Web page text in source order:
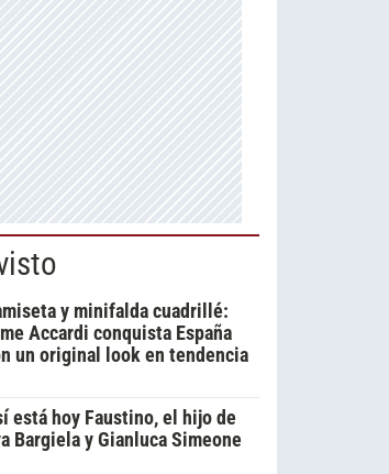
y minifalda cuadrillé:
Accardi conquista España
un original look en tendencia
está hoy Faustino, el hijo de
Bargiela y Gianluca Simeone